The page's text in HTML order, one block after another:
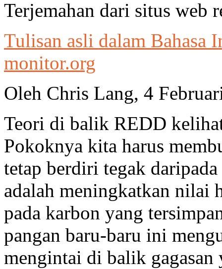
Terjemahan dari situs web
Tulisan asli dalam Bahasa
monitor.org
Oleh Chris Lang, 4
Teori di balik REDD
Pokoknya kita harus
tetap berdiri tegak
adalah meningkatkan nilai
pada karbon yang
pangan baru-baru ini
mengintai di balik gagasan